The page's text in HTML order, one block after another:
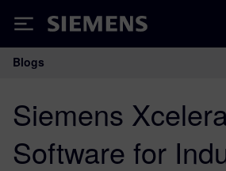
Siemens
Main Navigation
Blogs
Siemens
Software for